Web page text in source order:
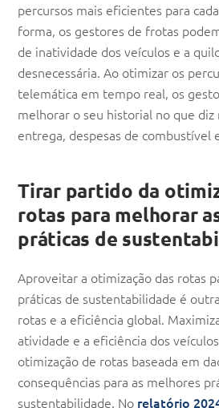
percursos mais eficientes para
forma, os gestores de frotas
de inatividade dos veículos e a
desnecessária. Ao otimizar os
telemática em tempo real, os
melhorar o seu historial no que diz
entrega, despesas de combustível
Tirar partido da
rotas para melhorar
práticas de
Aproveitar a otimização das rotas
práticas de sustentabilidade é
rotas e a eficiência global.
atividade e a eficiência dos
otimização de rotas baseada em
consequências para as melhores
sustentabilidade. No relatório